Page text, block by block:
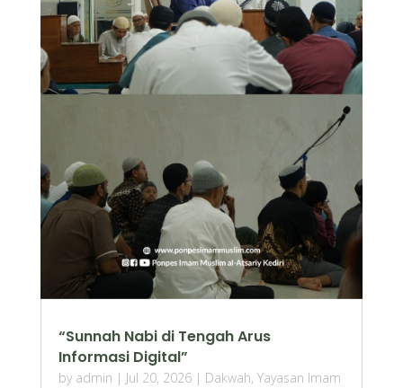
“Sunnah Nabi di Tengah Arus
Informasi Digital”
by admin | Jul 20, 2026| Dakwah, Yayasan Imam